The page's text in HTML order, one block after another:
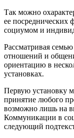
Так можно
ее посреднических
социумом и
Рассматривая
отношений и
ориентацию в
установках.
Первую установку
принятие любого
возможно лишь на
Коммуникации в
следующий